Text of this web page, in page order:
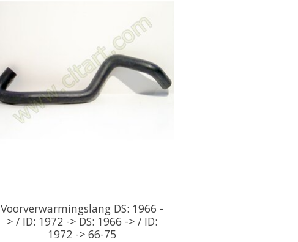
Voorverwarmingslang DS: 1966 -
> / ID: 1972 -> DS: 1966 -> / ID:
1972 -> 66-75